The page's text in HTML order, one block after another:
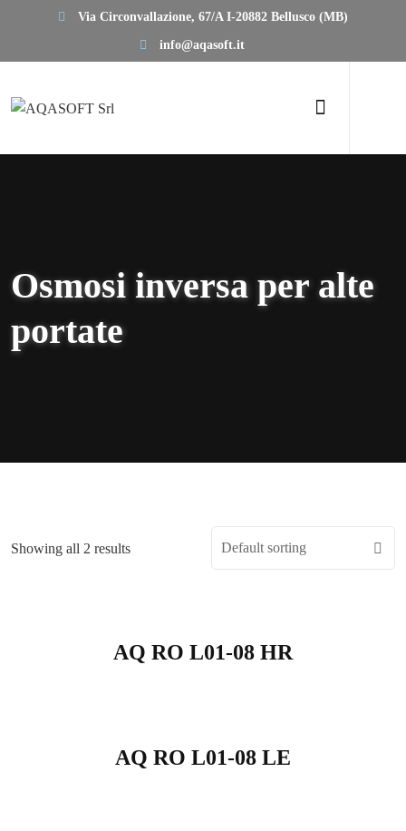
Via Circonvallazione, 67/A I-20882 Bellusco (MB)
info@aqasoft.it
Osmosi inversa per alte
portate
Showing all 2 results
AQ RO L01-08 HR
AQ RO L01-08 LE